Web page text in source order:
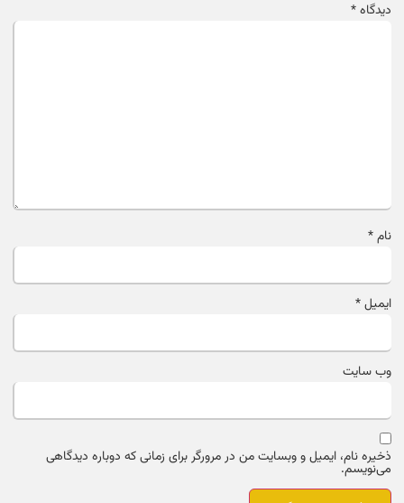
دیدگاه*
نام*
ایمیل*
وب‌ سایت
ذخیره نام، ایمیل و وبسایت من در مرورگر برای زمانی که دوباره دیدگاهی
می‌نویسم.